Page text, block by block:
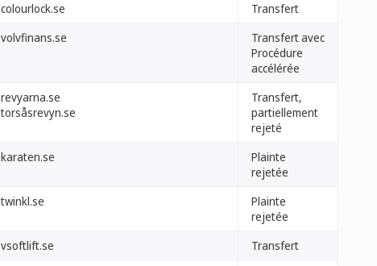
colourlock.se
Transfert
volvfinans.se
Transfert avec
Procédure
accélérée
revyarna.se
torsåsrevyn.se
Transfert,
partiellement
rejeté
karaten.se
Plainte
rejetée
twinkl.se
Plainte
rejetée
vsoftlift.se
Transfert